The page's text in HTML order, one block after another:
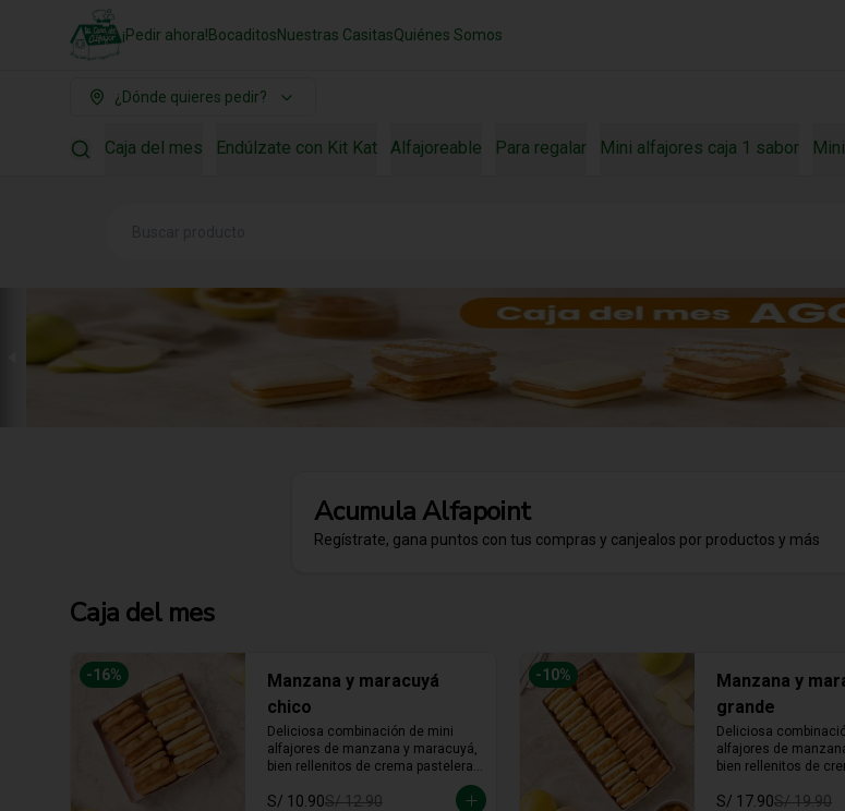
¡Pedir ahora!BocaditosNuestras CasitasQuiénes Somos
¿Dónde quieres pedir?
Caja del mes Endúlzate con Kit Kat Alfajoreable Para regalar Mini alfajores caja 1 sabor
AcumulaAlfapoint
Regístrate, gana puntos con tus compras y canjealos por productos y más
Caja del mes
-16%
Manzana y maracuyá
chico
Deliciosa combinación de mini
alfajores de manzana y maracuyá,
bien rellenitos de crema pastelera
tradicional, relleno de manzana y
crema de maracuyá... Irresistible!!
S/ 10.90S/ 12.90
-10%
Manzana y
grande
Deliciosa
alfajores de
bien rellenitos de
tradicional, relleno
crema de
S/ 17.90S/ 19.90